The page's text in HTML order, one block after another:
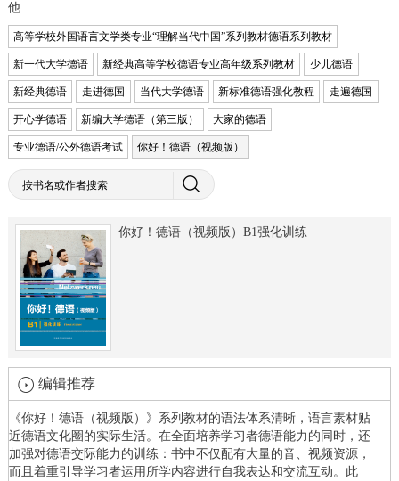
他
高等学校外国语言文学类专业“理解当代中国”系列教材德语系列教材
新一代大学德语 新经典高等学校德语专业高年级系列教材 少儿德语
新经典德语 走进德国 当代大学德语 新标准德语强化教程 走遍德国
开心学德语 新编大学德语（第三版） 大家的德语
专业德语/公外德语考试 你好！德语（视频版）
你好！德语（视频版）B1强化训练
编辑推荐
《你好！德语（视频版）》系列教材的语法体系清晰，语言素材贴
近德语文化圈的实际生活。在全面培养学习者德语能力的同时，还
加强对德语交际能力的训练：书中不仅配有大量的音、视频资源，
而且着重引导学习者运用所学内容进行自我表达和交流互动。此